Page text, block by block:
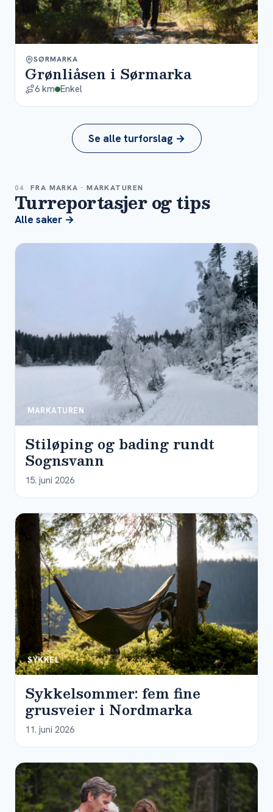
SØRMARKA
Grønliåsen i Sørmarka
6 km Enkel
Se alle turforslag →
04 FRA MARKA ·MARKATUREN
Turreportasjer og tips
Alle saker →
MARKATUREN
Stiløping og bading rundt
Sognsvann
15. juni 2026
SYKKEL
Sykkelsommer: fem fine
grusveier i Nordmarka
11. juni 2026